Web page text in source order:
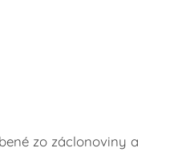
zo záclonoviny a